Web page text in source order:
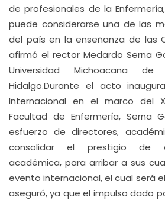
de profesionales de la
puede considerarse una de las
del país en la enseñanza de las
afirmó el rector Medardo Serna
Universidad Michoacana
Hidalgo.Durante el acto
Internacional en el marco del
Facultad de Enfermería, Serna
esfuerzo de directores,
consolidar el prestigio de
académica, para arribar a sus
evento internacional, el cual será
aseguró, ya que el impulso dado